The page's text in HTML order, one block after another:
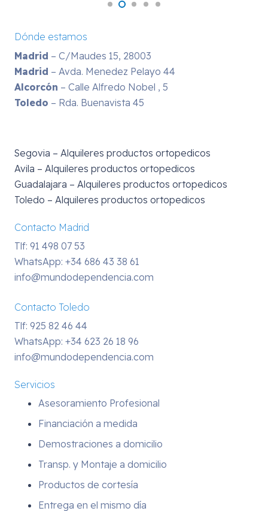
Dónde estamos
Madrid – C/Maudes 15, 28003
Madrid – Avda. Menedez Pelayo 44
Alcorcón – Calle Alfredo Nobel , 5
Toledo – Rda. Buenavista 45
Segovia – Alquileres productos ortopedicos
Avila – Alquileres productos ortopedicos
Guadalajara – Alquileres productos ortopedicos
Toledo – Alquileres productos ortopedicos
Contacto Madrid
Tlf: 91 498 07 53
WhatsApp: +34 686 43 38 61
info@mundodependencia.com
Contacto Toledo
Tlf: 925 82 46 44
WhatsApp: +34 623 26 18 96
info@mundodependencia.com
Servicios
Asesoramiento Profesional
Financiación a medida
Demostraciones a domicilio
Transp. y Montaje a domicilio
Productos de cortesía
Entrega en el mismo día